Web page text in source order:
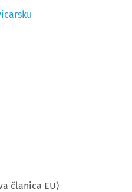
članica EU)